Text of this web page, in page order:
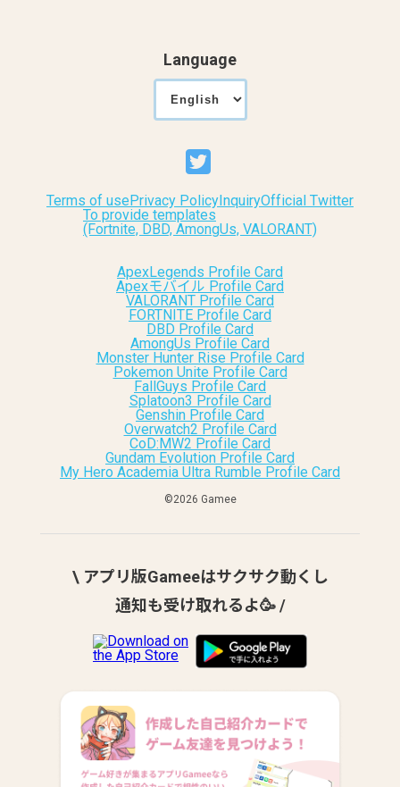
Language
Terms of usePrivacy Policy InquiryOfficial Twitter
To provide templates
(Fortnite, DBD, AmongUs, VALORANT)
ApexLegends Profile Card
Apexモバイル Profile Card
VALORANT Profile Card
FORTNITE Profile Card
DBD Profile Card
AmongUs Profile Card
Monster Hunter Rise Profile Card
Pokemon Unite Profile Card
FallGuys Profile Card
Splatoon3 Profile Card
Genshin Profile Card
Overwatch2 Profile Card
CoD:MW2 Profile Card
Gundam Evolution Profile Card
My Hero Academia Ultra Rumble Profile Card
©︎2026 Gamee
\ アプリ版Gameeはサクサク動くし
通知も受け取れるよ🥳 /